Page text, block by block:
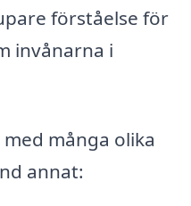
förståelse för
invånarna i
många olika
annat: